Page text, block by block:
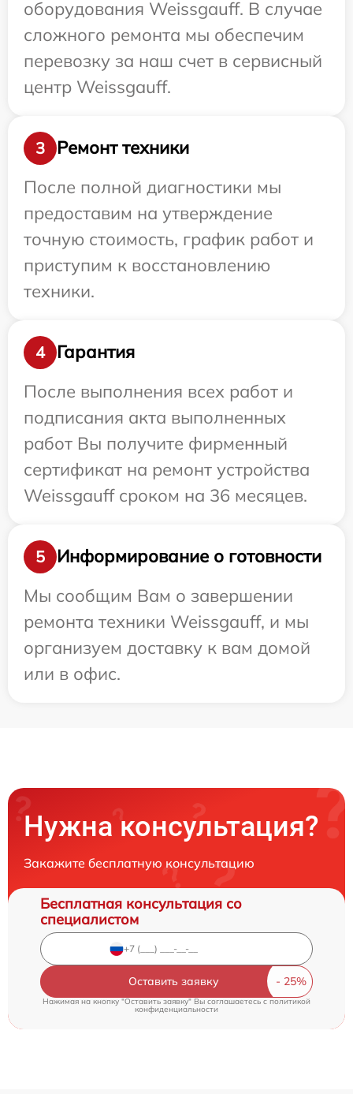
оборудования Weissgauff. В случае
сложного ремонта мы обеспечим
перевозку за наш счет в сервисный
центр Weissgauff.
3
Ремонт техники
После полной диагностики мы
предоставим на утверждение
точную стоимость, график работ и
приступим к восстановлению
техники.
4
Гарантия
После выполнения всех работ и
подписания акта выполненных
работ Вы получите фирменный
сертификат на ремонт устройства
Weissgauff сроком на 36 месяцев.
5
Информирование о готовности
Мы сообщим Вам о завершении
ремонта техники Weissgauff, и мы
организуем доставку к вам домой
или в офис.
Нужна консультация?
Закажите бесплатную консультацию
Бесплатная консультация со
специалистом
Оставить заявку
Нажимая на кнопку "Оставить заявку" Вы соглашаетесь cполитикой
конфиденциальности